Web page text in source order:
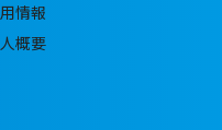
情報
概要